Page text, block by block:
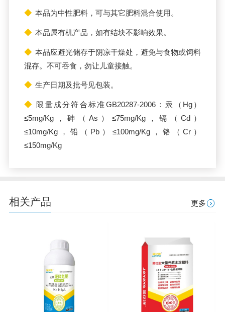
◆ 本品为中性肥料，可与其它肥料混合使用。
◆ 本品属有机产品，如有结块不影响效果。
◆ 本品应避光储存于阴凉干燥处，避免与食物或饲料
混存。不可吞食，勿让儿童接触。
◆ 生产日期及批号见包装。
◆ 限量成分符合标准GB20287-2006：汞（Hg）
≤5mg/Kg，砷（As）≤75mg/Kg，镉（Cd）
≤10mg/Kg，铅（Pb）≤100mg/Kg，铬（Cr）
≤150mg/Kg
相关产品 更多